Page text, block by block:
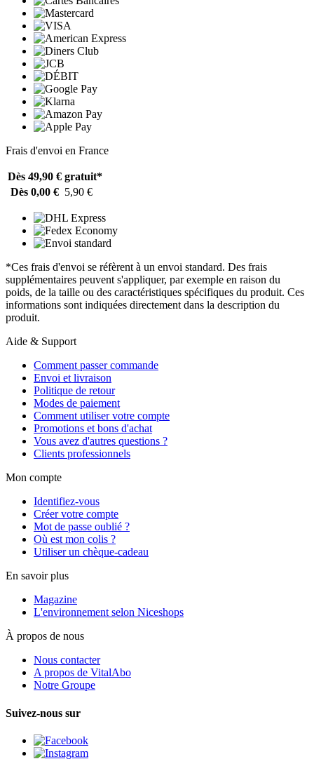
Frais d'envoi en France
Dès 49,90 € gratuit*
Dès 0,00 € 5,90 €
*Ces frais d'envoi se réfèrent à un envoi standard. Des frais
supplémentaires peuvent s'appliquer, par exemple en raison du
poids, de la taille ou des caractéristiques spécifiques du produit. Ces
informations sont indiquées directement dans la description du
produit.
Aide & Support
Comment passer commande
Envoi et livraison
Politique de retour
Modes de paiement
Comment utiliser votre compte
Promotions et bons d'achat
Vous avez d'autres questions ?
Clients professionnels
Mon compte
Identifiez-vous
Créer votre compte
Mot de passe oublié ?
Où est mon colis ?
Utiliser un chèque-cadeau
En savoir plus
Magazine
L'environnement selon Niceshops
À propos de nous
Nous contacter
A propos de VitalAbo
Notre Groupe
Suivez-nous sur